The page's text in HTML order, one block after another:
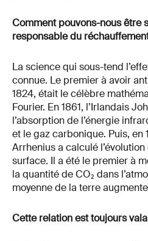
Comment pouvons-nous être
responsable du
La science qui sous-tend
connue. Le premier à avoir
1824, était le célèbre
Fourier. En 1861, l’Irlandais
l’absorption de l’énergie
et le gaz carbonique. Puis, en
Arrhenius a calculé
surface. Il a été le premier à
la quantité de CO₂ dans
moyenne de la terre
Cette relation est toujours